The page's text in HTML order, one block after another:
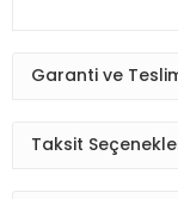
Garanti ve
Taksit